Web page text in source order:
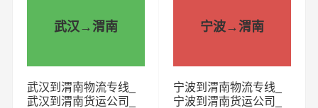
武汉→渭南
武汉到渭南物流专线_
武汉到渭南货运公司_
宁波→渭南
宁波到渭南物流专线_
宁波到渭南货运公司_